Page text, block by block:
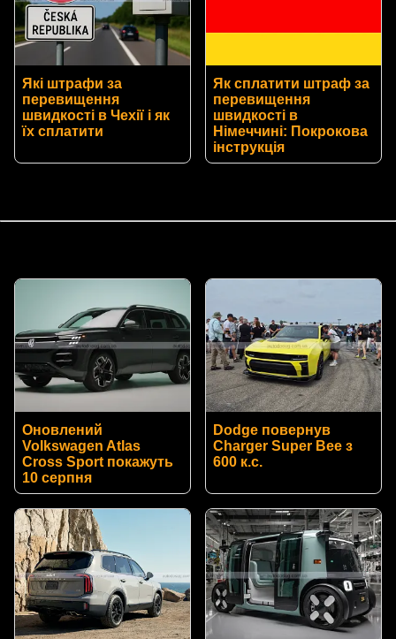
Які штрафи за
перевищення
швидкості в Чехії і як
їх сплатити
Як сплатити штраф за
перевищення
швидкості в
Німеччині: Покрокова
інструкція
Оновлений
Volkswagen Atlas
Cross Sport покажуть
10 серпня
Dodge повернув
Charger Super Bee з
600 к.с.